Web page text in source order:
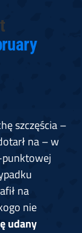
szczęścia –
na – w
na
nie
udany